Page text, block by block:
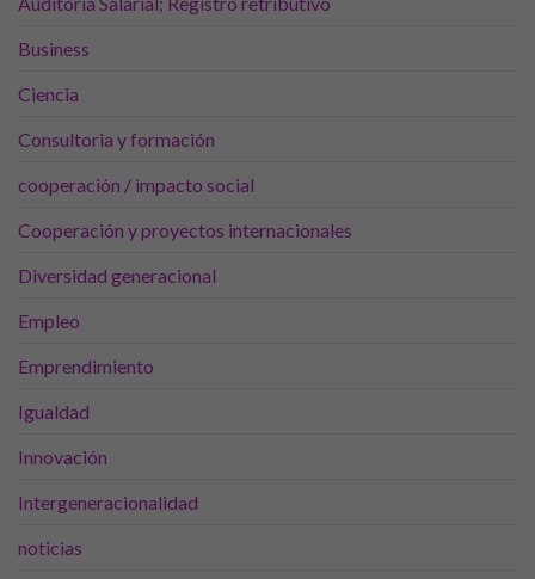
Business
Ciencia
Consultoria y formación
cooperación / impacto social
Cooperación y proyectos internacionales
Diversidad generacional
Empleo
Emprendimiento
Igualdad
Innovación
Intergeneracionalidad
noticias
funcionalidades
mientras visitas